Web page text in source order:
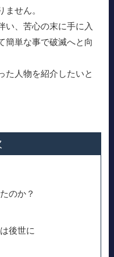
せん。
い、苦心の末に手に入
簡単な事で破滅へと向
た人物を紹介したいと
のか？
後世に